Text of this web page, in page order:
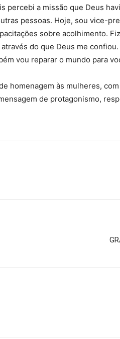
percebi a missão que Deus
pessoas. Hoje, sou vice-
sobre acolhimento.
do que Deus me
vou reparar o mundo para
homenagem às mulheres,
de protagonismo,